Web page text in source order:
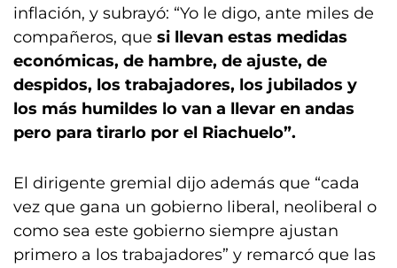
inflación, y subrayó: “Yo le digo, ante miles de
compañeros, que si llevan estas medidas
económicas, de hambre, de ajuste, de
despidos, los trabajadores, los jubilados y
los más humildes lo van a llevar en andas
pero para tirarlo por el Riachuelo”.
El dirigente gremial dijo además que “cada
vez que gana un gobierno liberal, neoliberal o
como sea este gobierno siempre ajustan
primero a los trabajadores” y remarcó que las